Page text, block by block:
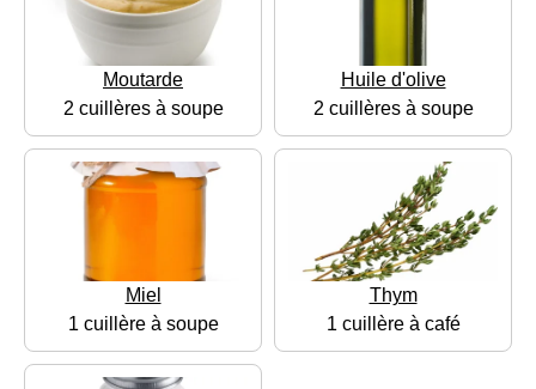
Moutarde
2 cuillères à soupe
Huile d'olive
2 cuillères à soupe
Miel
1 cuillère à soupe
Thym
1 cuillère à café